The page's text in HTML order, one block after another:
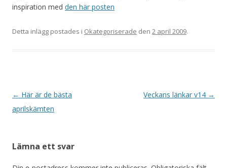
inspiration med den här posten
Detta inlägg postades i Okategoriserade den 2 april 2009.
Inläggsnavigering
← Här är de bästa
aprilskämten
Veckans länkar v14 →
Lämna ett svar